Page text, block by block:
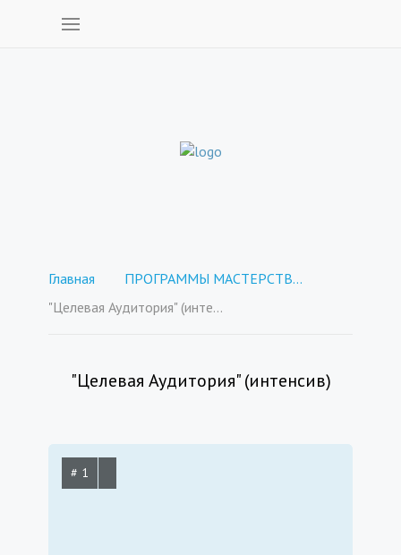
Главная
ПРОГРАММЫ МАСТЕРСТВА - покупка отдельных курсов
"Целевая Аудитория" (интенсив)
"Целевая Аудитория" (интенсив)
# 1